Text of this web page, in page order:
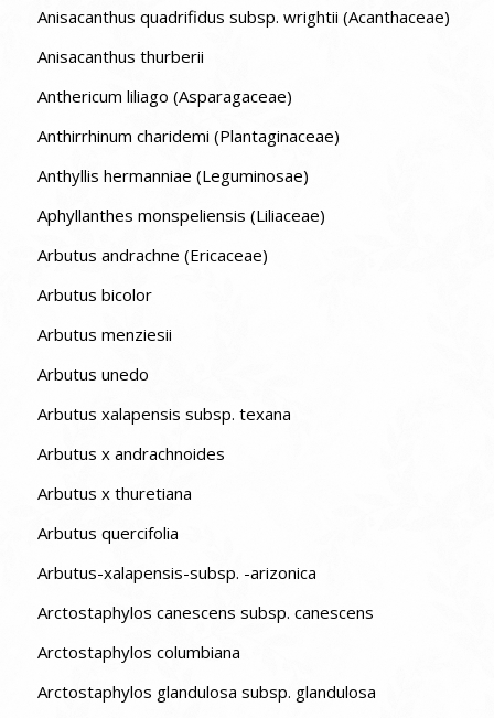
Anisacanthus quadrifidus subsp. wrightii (Acanthaceae)
Anisacanthus thurberii
Anthericum liliago (Asparagaceae)
Anthirrhinum charidemi (Plantaginaceae)
Anthyllis hermanniae (Leguminosae)
Aphyllanthes monspeliensis (Liliaceae)
Arbutus andrachne (Ericaceae)
Arbutus bicolor
Arbutus menziesii
Arbutus unedo
Arbutus xalapensis subsp. texana
Arbutus x andrachnoides
Arbutus x thuretiana
Arbutus quercifolia
Arbutus-xalapensis-subsp. -arizonica
Arctostaphylos canescens subsp. canescens
Arctostaphylos columbiana
Arctostaphylos glandulosa subsp. glandulosa